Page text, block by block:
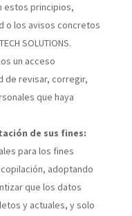
estos principios,
o los avisos concretos
SOLUTIONS.
un acceso
de revisar, corregir,
que haya
de sus fines:
para los fines
adoptando
que los datos
y actuales, y solo